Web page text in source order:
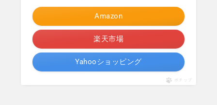
Amazon
楽天市場
Yahooショッピング
ポチップ